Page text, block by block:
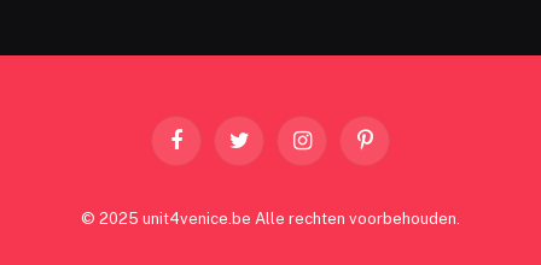
FacebookTwitter InstagramPinterest
© 2025 unit4venice.be Alle rechten voorbehouden.